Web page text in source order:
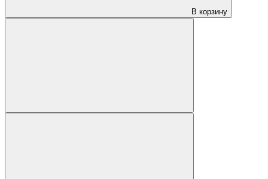
В корзину